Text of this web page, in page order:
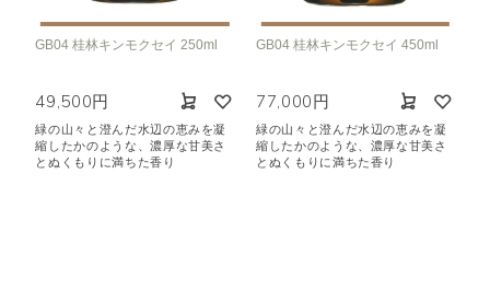
GB04 桂林キンモクセイ 250ml
49,500円
緑の山々と澄んだ水辺の恵みを凝
縮したかのような、濃厚な甘美さ
とぬくもりに満ちた香り
GB04 桂林キンモクセイ 450ml
77,000円
緑の山々と澄んだ水辺の恵みを凝
縮したかのような、濃厚な甘美さ
とぬくもりに満ちた香り